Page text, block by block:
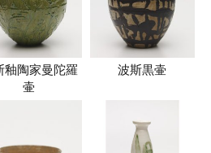
釉陶家曼陀羅
壷
波斯黒壷